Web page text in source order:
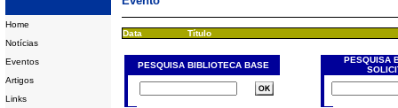
Home
Notícias
Eventos
Artigos
Links
Data Título
PESQUISA BIBLIOTECA BASE
PESQUISA